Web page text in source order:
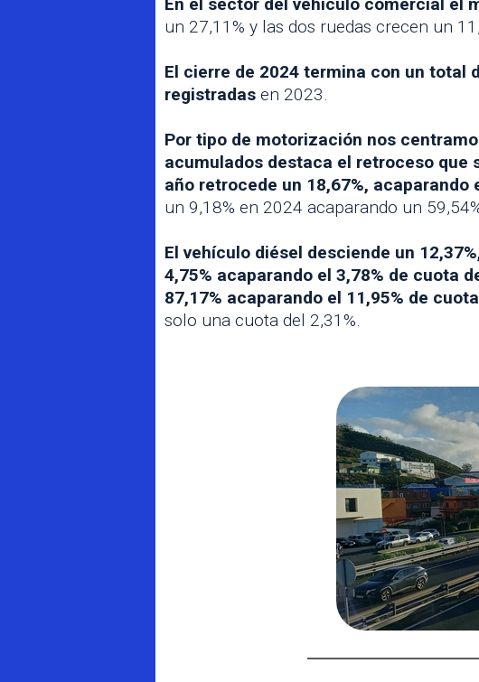
un 27,11% y las dos ruedas crecen un
El cierre de 2024 termina con un total
registradas en 2023.
Por tipo de motorización nos
acumulados destaca el retroceso que
año retrocede un 18,67%,
un 9,18% en 2024 acaparando un
El vehículo diésel desciende un
4,75% acaparando el 3,78% de cuota
87,17% acaparando el 11,95% de
solo una cuota del 2,31%.